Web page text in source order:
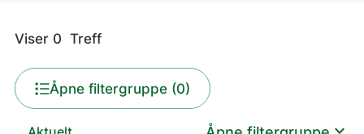
Viser 0 Treff
Åpne filtergruppe (0)